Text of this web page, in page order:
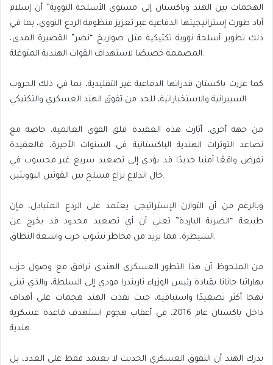
الهجمات بين الهند وباكستان إلى مستوى الأسلحة النووية” أن إسلام
آباد طورت إستراتيجيتها الدفاعية عبر تعزيز منظومة الردع النووي، بما في
ذلك تطوير أسلحة نووية تكتيكية مثل صواريخ “نصر” القصيرة المدى،
المصممة خصيصًا لاستهداف القوات الهندية المتوغلة.
كما عززت باكستان قدراتها الدفاعية غير التقليدية، بما في ذلك الحروب
السيبرانية والاستخباراتية، للحد من تفوق الهند العسكري والتكتيكي.
من جهة أخرى، أثارت هذه العقيدة قلق القوى العالمية، خاصة مع
تصاعد التوترات الهندية الباكستانية في السنوات الأخيرة، فالعقيدة
تفرض واقعًا أمنيا جديدًا قد يؤدي إلى تصعيد سريع غير محسوب في
حال اندلاع نزاع مسلح بين القوتين النوويتين.
وبالرغم من أن التوازن الإستراتيجي يعتمد على الردع المتبادل، فإن
طبيعة “الضربة الباردة” تعني أن أي تصعيد محدود قد يخرج عن
السيطرة، مما يزيد من مخاطر نشوب حرب واسعة النطاق.
من الملحوظ أن هذا التطور العسكري الهندي ترافق مع وصول حزب
بهاراتيا جاناتا بقيادة رئيس الوزراء ناريندرا مودي إلى السلطة، والذي تبنى
نهجا أكثر تصعيدًا واستباقية، حيث نفذت الهند هجمات على أهداف
داخل باكستان عام 2016، في أعقاب هجوم استهدف قاعدة عسكرية
هندية.
تدرك الهند أن التفوق العسكري الحديث لا يعتمد فقط على العدد، بل